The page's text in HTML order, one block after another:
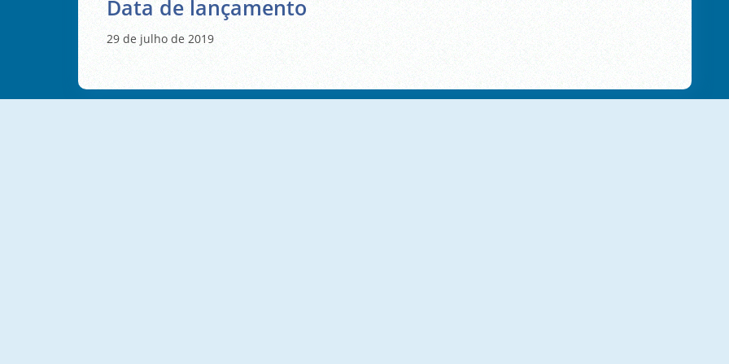
Data de lançamento
29 de julho de 2019